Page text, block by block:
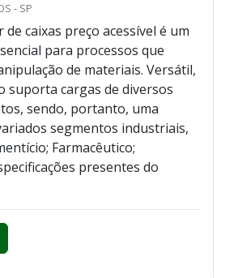
- SP
caixas preço acessível é um
para processos que
de materiais. Versátil,
suporta cargas de diversos
sendo, portanto, uma
segmentos industriais,
Farmacêutico;
presentes do